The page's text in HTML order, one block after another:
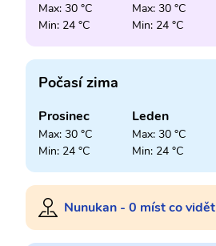
Max: 30 °C
Min: 24 °C
Max: 30 °C
Min: 24 °C
Počasí zima
Prosinec
Max: 30 °C
Min: 24 °C
Leden
Max: 30 °C
Min: 24 °C
Nunukan - 0 míst co vidět